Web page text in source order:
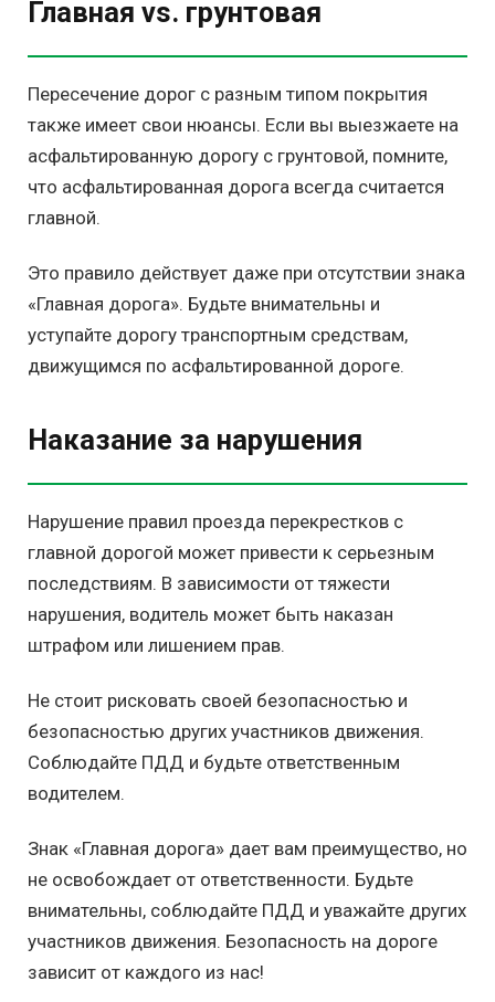
Главная vs. грунтовая
Пересечение дорог с разным типом покрытия
также имеет свои нюансы. Если вы выезжаете на
асфальтированную дорогу с грунтовой, помните,
что асфальтированная дорога всегда считается
главной.
Это правило действует даже при отсутствии знака
«Главная дорога». Будьте внимательны и
уступайте дорогу транспортным средствам,
движущимся по асфальтированной дороге.
Наказание за нарушения
Нарушение правил проезда перекрестков с
главной дорогой может привести к серьезным
последствиям. В зависимости от тяжести
нарушения, водитель может быть наказан
штрафом или лишением прав.
Не стоит рисковать своей безопасностью и
безопасностью других участников движения.
Соблюдайте ПДД и будьте ответственным
водителем.
Знак «Главная дорога» дает вам преимущество, но
не освобождает от ответственности. Будьте
внимательны, соблюдайте ПДД и уважайте других
участников движения. Безопасность на дороге
зависит от каждого из нас!